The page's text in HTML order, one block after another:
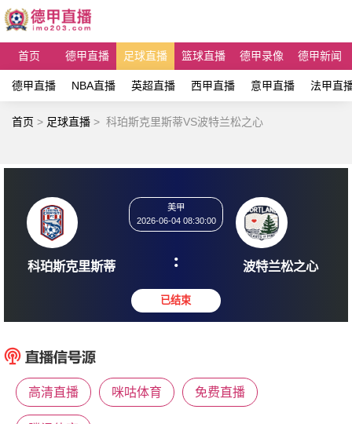
首页 德甲直播 足球直播 篮球直播 德甲录像 德甲新闻
德甲直播 NBA直播 英超直播 西甲直播 意甲直播 法甲直
首页 > 足球直播 > 科珀斯克里斯蒂VS波特兰松之心
科珀斯克里斯蒂
2026-06-04 08:30:00
: 波特兰
高清直播 咪咕体育 免费直播